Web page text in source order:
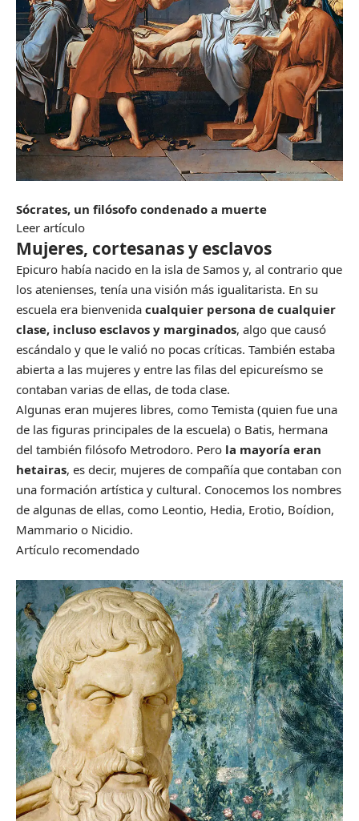
Sócrates, un filósofo condenado a muerte
Leer artículo
Mujeres, cortesanas y esclavos
Epicuro había nacido en la isla de Samos y, al contrario que
los atenienses, tenía una visión más igualitarista. En su
escuela era bienvenida cualquier persona de cualquier
clase, incluso esclavos y marginados, algo que causó
escándalo y que le valió no pocas críticas. También estaba
abierta a las mujeres y entre las filas del epicureísmo se
contaban varias de ellas, de toda clase.
Algunas eran mujeres libres, como Temista (quien fue una
de las figuras principales de la escuela) o Batis, hermana
del también filósofo Metrodoro. Pero la mayoría eran
hetairas, es decir, mujeres de compañía que contaban con
una formación artística y cultural. Conocemos los nombres
de algunas de ellas, como Leontio, Hedia, Erotio, Boídion,
Mammario o Nicidio.
Artículo recomendado